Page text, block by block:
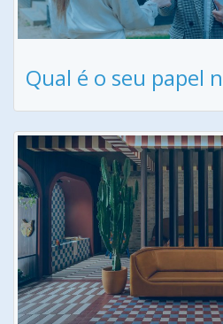
Qual é o seu papel